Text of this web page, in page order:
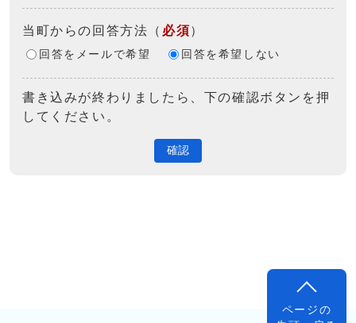
当町からの回答方法 （ 必須）
回答をメールで希望 回答を希望しない
書き込みが終わりましたら、下の確認ボタンを押
してください。
確認
ページの